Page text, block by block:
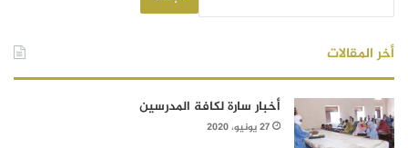
أخر المقالات
أخبار سارة لكافة المدرسين
27 يونيو، 2020